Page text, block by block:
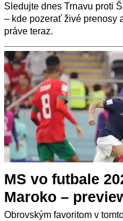
Sledujte dnes Trnavu proti
– kde pozerať živé prenosy
práve teraz.
MS vo futbale
Maroko –
Obrovským favoritom v